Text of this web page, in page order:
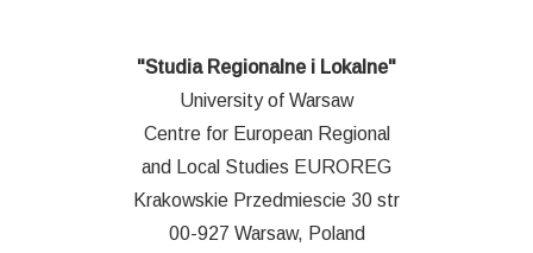
"Studia Regionalne i Lokalne"
University of Warsaw
Centre for European Regional
and Local Studies EUROREG
Krakowskie Przedmiescie 30 str
00-927 Warsaw, Poland